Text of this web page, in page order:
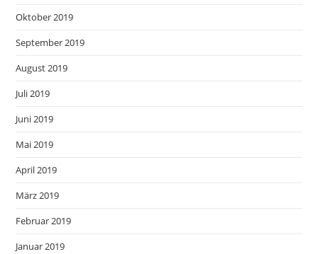
Oktober 2019
September 2019
August 2019
Juli 2019
Juni 2019
Mai 2019
April 2019
März 2019
Februar 2019
Januar 2019